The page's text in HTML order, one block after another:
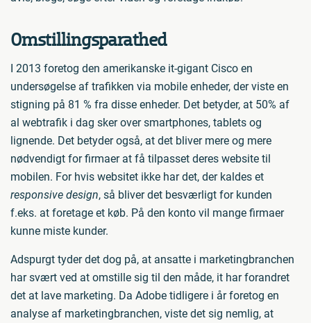
Omstillingsparathed
I 2013 foretog den amerikanske it-gigant Cisco en
undersøgelse af trafikken via mobile enheder, der viste en
stigning på 81 % fra disse enheder. Det betyder, at 50% af
al webtrafik i dag sker over smartphones, tablets og
lignende. Det betyder også, at det bliver mere og mere
nødvendigt for firmaer at få tilpasset deres website til
mobilen. For hvis websitet ikke har det, der kaldes et
responsive design, så bliver det besværligt for kunden
f.eks. at foretage et køb. På den konto vil mange firmaer
kunne miste kunder.
Adspurgt tyder det dog på, at ansatte i marketingbranchen
har svært ved at omstille sig til den måde, it har forandret
det at lave marketing. Da Adobe tidligere i år foretog en
analyse af marketingbranchen, viste det sig nemlig, at